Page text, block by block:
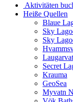
Aktivitäten
Heiße Quellen
Blaue
Sky
Sky
Secret
Krauma
GeoSea
Myvatn